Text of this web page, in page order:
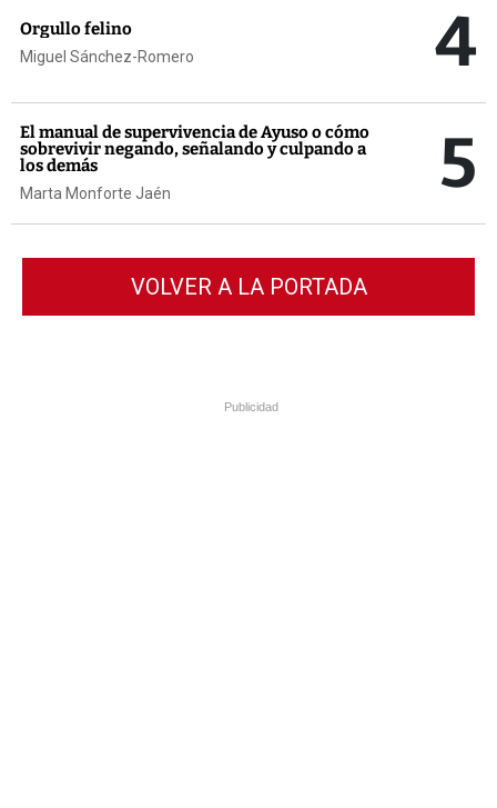
Orgullo felino
Miguel Sánchez-Romero 4
El manual de supervivencia de Ayuso o cómo
sobrevivir negando, señalando y culpando a
los demás
Marta Monforte Jaén 5
VOLVER A LA PORTADA
Publicidad